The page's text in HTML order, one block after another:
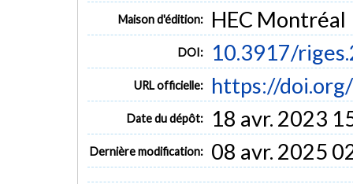
Maison d'édition: HEC Montréal
DOI: 10.3917/
URL officielle: https://
Date du dépôt: 18 avr. 2023
Dernière modification: 08 avr. 2025